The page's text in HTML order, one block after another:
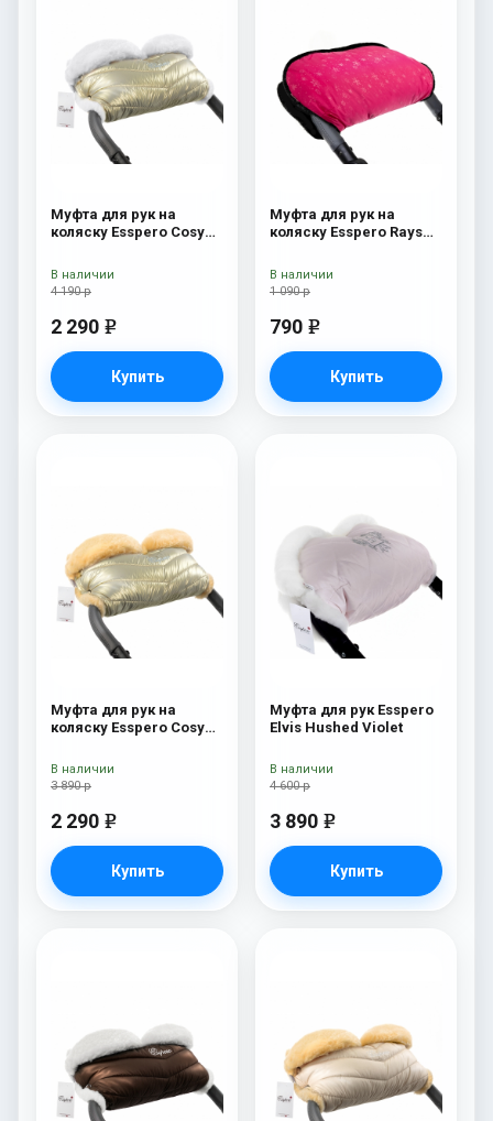
Муфта для рук на
коляску Esspero Cosy
4 190 р
2 290 e
Купить
В наличии
Муфта для рук на
коляску Esspero Rays
1 090 р
790 e
Купить
В наличии
Муфта для рук на
коляску Esspero Cosy
3 890 р
2 290 e
Купить
В наличии
Муфта для рук Esspero
Elvis Hushed Violet
4 600 р
3 890 e
Купить
В наличии